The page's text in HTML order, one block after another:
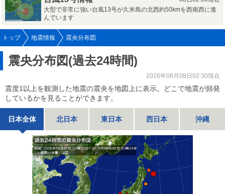
大型で非常に強い台風13号が久米島の北西約50kmを西南西に進
んでいます
トップ 地震情報 震央分布図
震央分布図(過去24時間)
2026年08月08日02:30現在
震度1以上を観測した地震の震央を地図上に表示。どこで地震が頻発
しているかを見ることができます。
日本全体 北日本 東日本 西日本 沖縄